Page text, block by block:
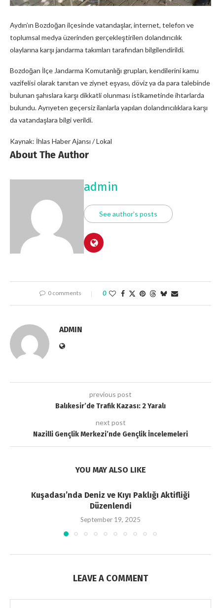
Aydın’ın Bozdoğan ilçesinde vatandaşlar, internet, telefon ve
toplumsal medya üzerinden gerçekleştirilen dolandırıcılık
olaylarına karşı jandarma takımları tarafından bilgilendirildi.
Bozdoğan İlçe Jandarma Komutanlığı grupları, kendilerini kamu
vazifelisi olarak tanıtan ve ziynet eşyası, döviz ya da para talebinde
bulunan şahıslara karşı dikkatli olunması istikametinde ihtarlarda
bulundu. Ayrıyeten geçersiz ilanlarla yapılan dolandırıcılıklara karşı
da vatandaşlara bilgi verildi.
Kaynak: İhlas Haber Ajansı / Lokal
About The Author
admin
See author's posts
0 comments 0
ADMIN
previous post
Balıkesir’de Trafik Kazası: 2 Yaralı
next post
Nazilli Gençlik Merkezi’nde Gençlik İncelemeleri
YOU MAY ALSO LIKE
Kuşadası’nda Deniz ve Kıyı Paklığı Aktifliği
Düzenlendi
September 19, 2025
LEAVE A COMMENT